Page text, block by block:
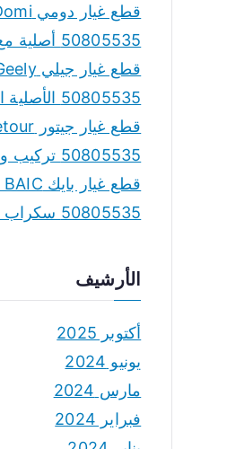
50805535 أصلية مع التركيب
50805535 الأصلية المكفولة
50805535 تركيب وصيانة
50805535 سكراب بايك فوري
الأرشيف
أكتوبر 2025
يونيو 2024
مارس 2024
فبراير 2024